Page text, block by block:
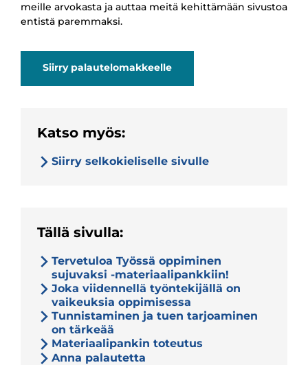
meille arvokasta ja auttaa meitä kehittämään sivustoa
entistä paremmaksi.
Siirry palautelomakkeelle
Katso myös:
Siirry selkokieliselle sivulle
Tällä sivulla:
Tervetuloa Työssä oppiminen
sujuvaksi -materiaalipankkiin!
Joka viidennellä työntekijällä on
vaikeuksia oppimisessa
Tunnistaminen ja tuen tarjoaminen
on tärkeää
Materiaalipankin toteutus
Anna palautetta